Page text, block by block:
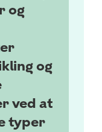
og
og
ved at
typer